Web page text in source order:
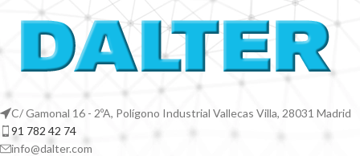
C/ Gamonal 16 - 2ºA, Polígono Industrial Vallecas Villa, 28031 Madrid
91 782 42 74
info@dalter.com